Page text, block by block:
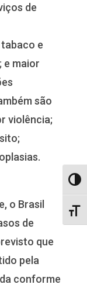
de
e
e maior
são
violência;
o Brasil
de
que
pela
conforme